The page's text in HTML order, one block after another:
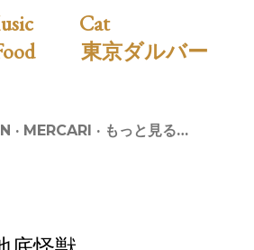
Cat
東京ダルバー
MERCARI もっと見る…